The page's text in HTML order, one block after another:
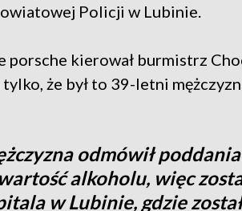
Policji w Lubinie.
porsche kierował burmistrz
że był to 39-letni
odmówił
alkoholu, więc
w Lubinie, gdzie